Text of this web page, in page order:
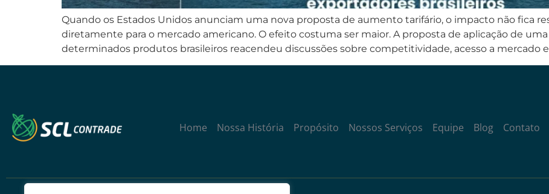
Quando os Estados Unidos anunciam uma nova proposta de aumento tarifário, o impacto não fica
diretamente para o mercado americano. O efeito costuma ser maior. A proposta de aplicação de uma
determinados produtos brasileiros reacendeu discussões sobre competitividade, acesso a mercado
Home Nossa História Propósito Nossos Serviços Equipe Blog Contato